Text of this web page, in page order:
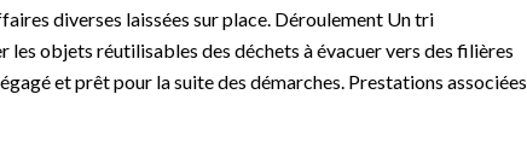
diverses laissées sur place. Déroulement Un tri
les objets réutilisables des déchets à évacuer vers des filières
et prêt pour la suite des démarches. Prestations associées